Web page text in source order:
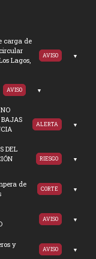
carga de
Lagos,
AVISO
AVISO
BAJAS
ALERTA
DEL
RIESGO
de
CORTE
AVISO
y
AVISO